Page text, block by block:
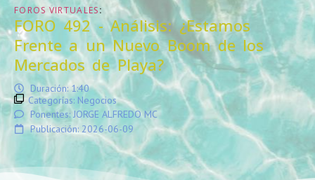
FOROS VIRTUALES:
FORO 492 - Análisis: ¿Estamos
Frente a un Nuevo Boom de los
Mercados de Playa?
Duración: 1:40
Categorías: Negocios
Ponentes: JORGE ALFREDO MC
Publicación: 2026-06-09